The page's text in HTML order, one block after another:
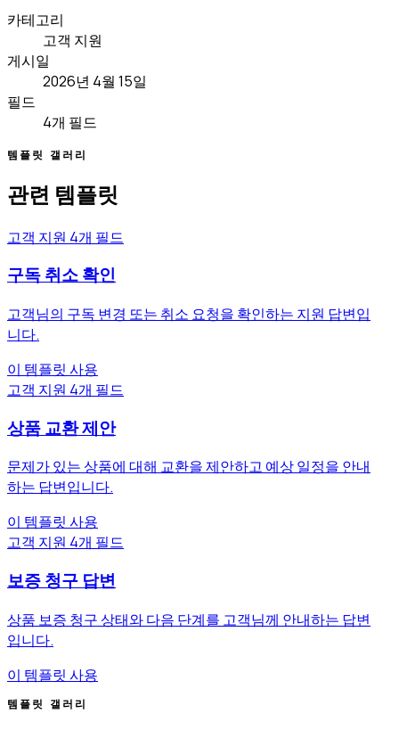
카테고리
고객 지원
게시일
2026년 4월 15일
필드
4개 필드
템플릿 갤러리
관련 템플릿
고객 지원 4개 필드
구독 취소 확인
고객님의 구독 변경 또는 취소 요청을 확인하는 지원 답변입
니다.
이 템플릿 사용
고객 지원 4개 필드
상품 교환 제안
문제가 있는 상품에 대해 교환을 제안하고 예상 일정을 안내
하는 답변입니다.
이 템플릿 사용
고객 지원 4개 필드
보증 청구 답변
상품 보증 청구 상태와 다음 단계를 고객님께 안내하는 답변
입니다.
이 템플릿 사용
템플릿 갤러리